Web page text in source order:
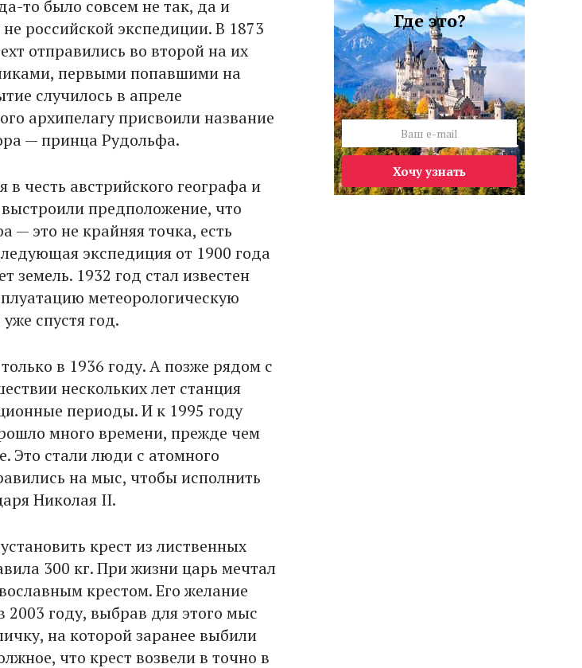
то было совсем не так, да и
российской экспедиции. В 1873
отправились во второй на их
первыми попавшими на
случилось в апреле
архипелагу присвоили название
— принца Рудольфа.
честь австрийского географа и
предположение, что
— это не крайняя точка, есть
экспедиция от 1900 года
земель. 1932 год стал известен
метеорологическую
спустя год.
в 1936 году. А позже рядом с
нескольких лет станция
периоды. И к 1995 году
много времени, прежде чем
Это стали люди с атомного
на мыс, чтобы исполнить
Николая II.
крест из лиственных
300 кг. При жизни царь мечтал
крестом. Его желание
2003 году, выбрав для этого мыс
на которой заранее выбили
что крест возвели в точно в
Где это?
Хочу узнать